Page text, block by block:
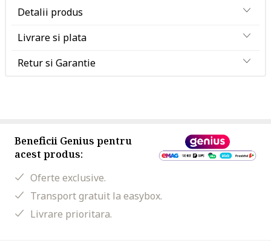
Detalii produs
Livrare si plata
Retur si Garantie
Beneficii Genius pentru
acest produs:
Oferte exclusive.
Transport gratuit la easybox.
Livrare prioritara.